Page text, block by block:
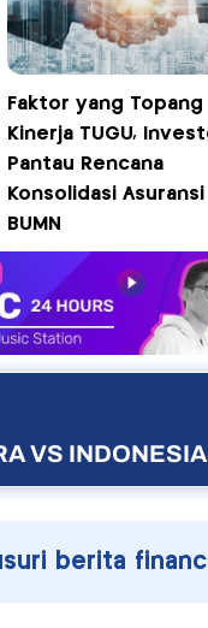
Faktor yang Topang
Kinerja TUGU,
Pantau Rencana
Konsolidasi Asuransi
BUMN
VS
berita